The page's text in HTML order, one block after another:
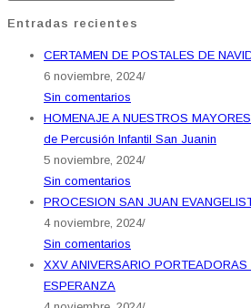
Entradas recientes
CERTAMEN DE POSTALES DE
6 noviembre, 2024/
Sin comentarios
HOMENAJE A NUESTROS
de Percusión Infantil San Juanin
5 noviembre, 2024/
Sin comentarios
PROCESION SAN JUAN
4 noviembre, 2024/
Sin comentarios
XXV ANIVERSARIO
ESPERANZA